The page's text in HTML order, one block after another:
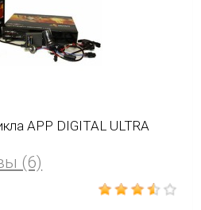
APP DIGITAL ULTRA
(6)